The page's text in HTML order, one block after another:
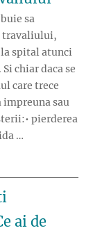
sa
travaliului,
spital atunci
chiar daca se
care trece
impreuna sau
pierderea
…
ai de